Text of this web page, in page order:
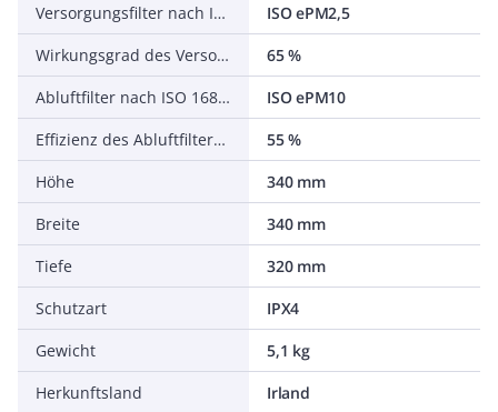
Versorgungsfilter nach ISO 16890-1:2016
ISO ePM2,5
Wirkungsgrad des Versorgungsfilters nach ISO 16890-1:2016
65 %
Abluftfilter nach ISO 16890-1:2016
ISO ePM10
Effizienz des Abluftfilters nach ISO 16890-1:2016
55 %
Höhe
340 mm
Breite
340 mm
Tiefe
320 mm
Schutzart
IPX4
Gewicht
5,1 kg
Herkunftsland
Irland